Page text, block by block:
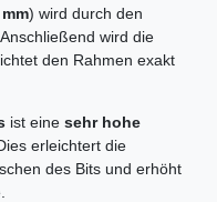
) wird durch den
wird die
den Rahmen exakt
ist eine sehr hohe
erleichtert die
des Bits und erhöht